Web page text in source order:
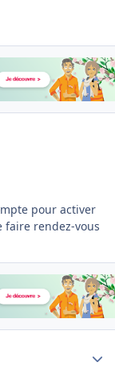
pour activer
rendez-vous